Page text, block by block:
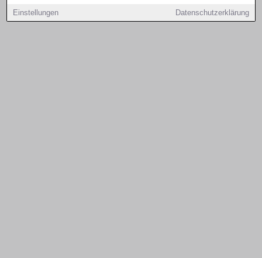
Einstellungen Datenschutzerklärung
Copyright © 2000 - 2026 | 1A Infosysteme GmbH | Content by: 1a-sites-autos